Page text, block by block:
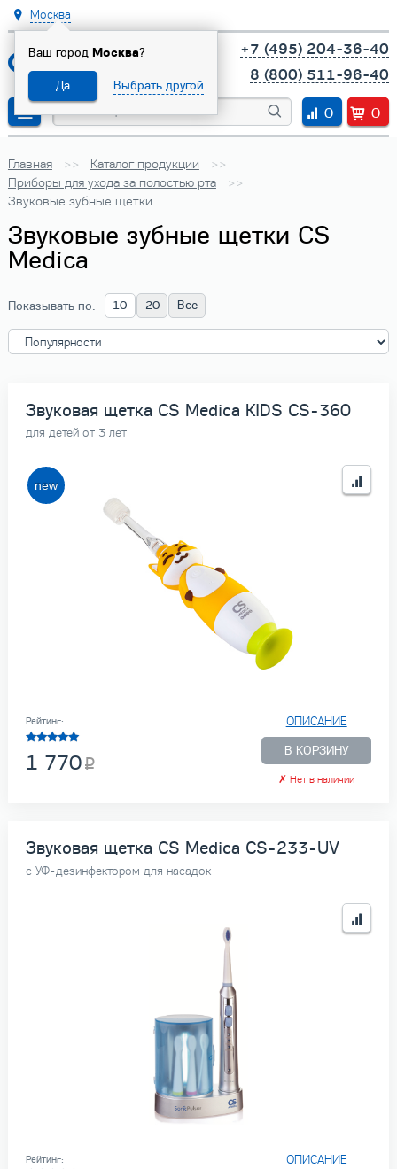
Москва
Ваш город Москва?
Да Выбрать другой
+7 (495) 204-36-40
8 (800) 511-96-40
0
0
Главная
Каталог продукции
Приборы для ухода за полостью рта
Звуковые зубные щетки
Звуковые зубные щетки CS
Medica
Показывать по: 10 20 Все
Звуковая щетка CS Medica KIDS CS-360
для детей от 3 лет
ОПИСАНИЕ
В КОРЗИНУ
✗ Нет в наличии
Рейтинг:
1 770
Звуковая щетка CS Medica CS-233-UV
с УФ-дезинфектором для насадок
ОПИСАНИЕ
Рейтинг: